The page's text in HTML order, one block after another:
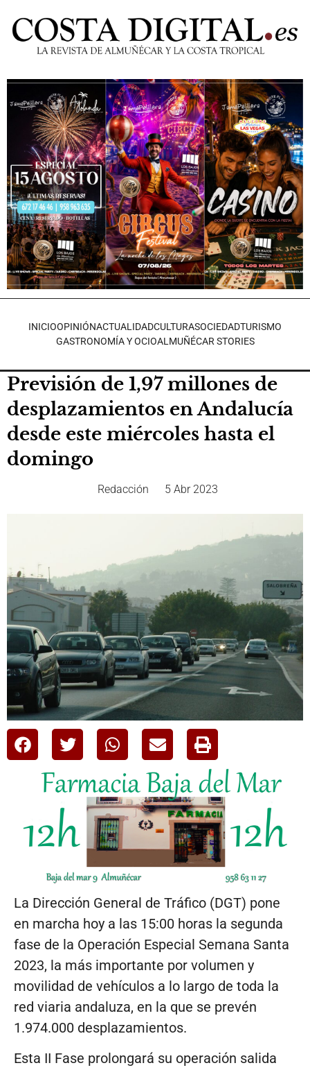
INICIOOPINIÓNACTUALIDADCULTURASOCIEDADTURISMO
GASTRONOMÍA Y OCIOALMUÑÉCAR STORIES
Previsión de 1,97 millones de
desplazamientos en Andalucía
desde este miércoles hasta el
domingo
Redacción 5 Abr 2023
La Dirección General de Tráfico (DGT) pone
en marcha hoy a las 15:00 horas la segunda
fase de la Operación Especial Semana Santa
2023, la más importante por volumen y
movilidad de vehículos a lo largo de toda la
red viaria andaluza, en la que se prevén
1.974.000 desplazamientos.
Esta II Fase prolongará su operación salida